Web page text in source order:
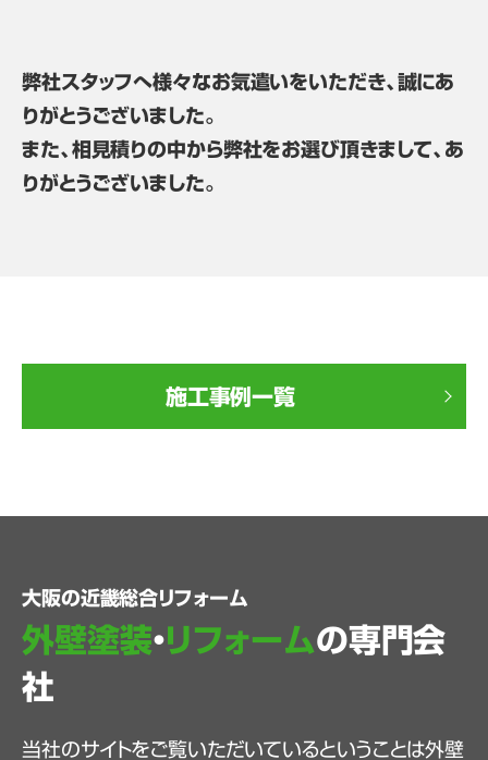
弊社スタッフへ様々なお気遣いをいただき、誠にあ
りがとうございました。
また、相見積りの中から弊社をお選び頂きまして、あ
りがとうございました。
施工事例一覧
大阪の近畿総合リフォーム
外壁塗装・リフォームの専門会
社
当社のサイトをご覧いただいているということは外壁